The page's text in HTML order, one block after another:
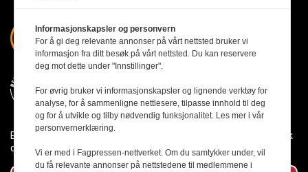
Byggmesteren følger Vær Varsom-plakaten og presseetikken slik
den er nedfelt i Redaktørplakaten.
Informasjonskapsler og personvern
For å gi deg relevante annonser på vårt nettsted bruker vi
informasjon fra ditt besøk på vårt nettsted. Du kan reservere
deg mot dette under "Innstillinger".
For øvrig bruker vi informasjonskapsler og lignende verktøy for
analyse, for å sammenligne nettlesere, tilpasse innhold til deg
og for å utvikle og tilby nødvendig funksjonalitet. Les mer i vår
personvernerklæring.
Vi er med i Fagpressen-nettverket. Om du samtykker under, vil
du få relevante annonser på nettstedene til medlemmene i